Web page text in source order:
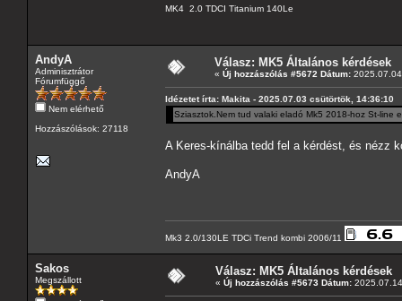
MK4 2.0 TDCI Titanium 140Le
AndyA
Adminisztrátor
Fórumfüggő
Nem elérhető
Hozzászólások: 27118
Válasz: MK5 Általános kérdések
« Új hozzászólás #5672 Dátum:
Idézetet írta: Makita - 2025.07.03 csütörtök, 14:36:10
Sziasztok.Nem tud valaki eladó Mk5 2018-hoz St-line
A Keres-kínálba tedd fel a kérdést, és nézz
AndyA
Mk3 2.0/130LE TDCi Trend kombi 2006/11
Sakos
Megszállott
Válasz: MK5 Általános kérdések
« Új hozzászólás #5673 Dátum: